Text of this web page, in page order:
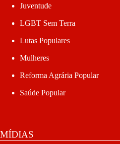
Juventude
LGBT Sem Terra
Lutas Populares
Mulheres
Reforma Agrária Popular
Saúde Popular
MÍDIAS